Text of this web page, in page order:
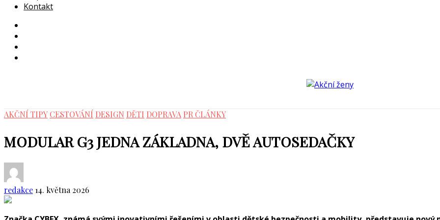
Kontakt
AKČNÍ TIPY CESTOVÁNÍ DESIGN DĚTI DOPRAVA PR ČLÁNKY
MODULAR G3 JEDNA ZÁKLADNA, DVĚ AUTOSEDAČKY
redakce 14. května 2026